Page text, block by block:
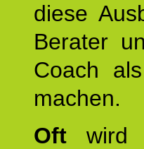
diese
Berater
Coach
machen.
Oft wird